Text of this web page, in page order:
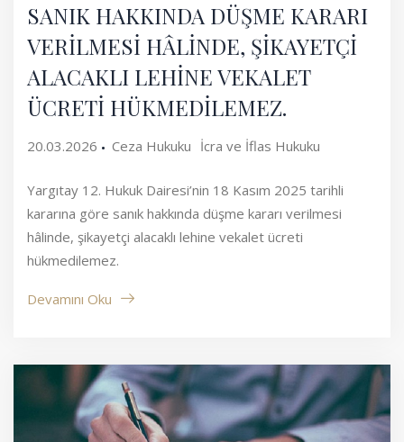
SANIK HAKKINDA DÜŞME KARARI
VERİLMESİ HÂLİNDE, ŞİKAYETÇİ
ALACAKLI LEHİNE VEKALET
ÜCRETİ HÜKMEDİLEMEZ.
20.03.2026 Ceza Hukuku İcra ve İflas Hukuku
Yargıtay 12. Hukuk Dairesi’nin 18 Kasım 2025 tarihli
kararına göre sanık hakkında düşme kararı verilmesi
hâlinde, şikayetçi alacaklı lehine vekalet ücreti
hükmedilemez.
Devamını Oku